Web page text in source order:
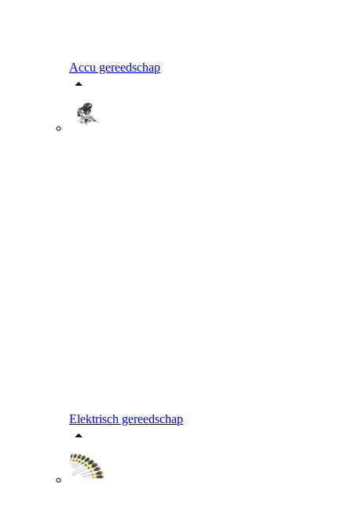
Accu gereedschap
Elektrisch gereedschap